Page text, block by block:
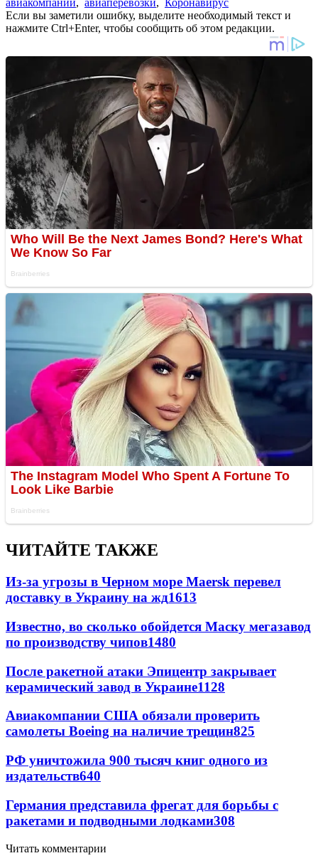
Если вы заметили ошибку, выделите необходимый текст и
нажмите Ctrl+Enter, чтобы сообщить об этом редакции.
ЧИТАЙТЕ ТАКЖЕ
Из-за угрозы в Черном море Maersk перевел
доставку в Украину на жд1613
Известно, во сколько обойдется Маску мегазавод
по производству чипов1480
После ракетной атаки Эпицентр закрывает
керамический завод в Украине1128
Авиакомпании США обязали проверить
самолеты Boeing на наличие трещин825
РФ уничтожила 900 тысяч книг одного из
издательств640
Германия представила фрегат для борьбы с
ракетами и подводными лодками308
Читать комментарии